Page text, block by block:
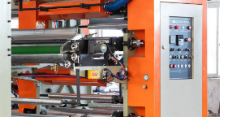
კითხვები